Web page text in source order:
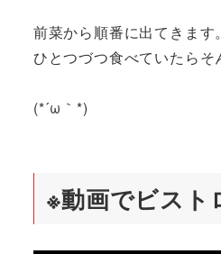
前菜から順番に出てきます。
ひとつづつ食べていたら
(*´ω｀*)
※動画でビスト